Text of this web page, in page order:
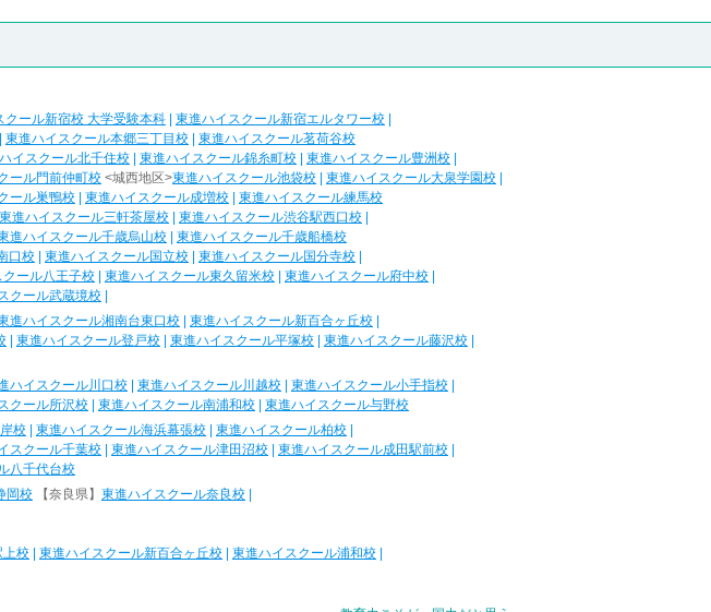
クール新宿校 大学受験本科 東進ハイスクール新宿エルタワー校
東進ハイスクール本郷三丁目校
東進ハイスクール茗荷谷校
イスクール北千住校 東進ハイスクール錦糸町校 東進ハイスクール豊洲校
ール門前仲町校 <城西地区>東進ハイスクール池袋校 東進ハイスクール大泉学園校
ール巣鴨校 東進ハイスクール成増校
東進ハイスクール練馬校
東進ハイスクール三軒茶屋校 東進ハイスクール渋谷駅西口校
進ハイスクール千歳烏山校
東進ハイスクール千歳船橋校
口校 東進ハイスクール国立校 東進ハイスクール国分寺校
ール八王子校 東進ハイスクール東久留米校 東進ハイスクール府中校
クール武蔵境校
進ハイスクール湘南台東口校 東進ハイスクール新百合ヶ丘校
東進ハイスクール登戸校 東進ハイスクール平塚校 東進ハイスクール藤沢校
ハイスクール川口校 東進ハイスクール川越校 東進ハイスクール小手指校
クール所沢校 東進ハイスクール南浦和校
東進ハイスクール与野校
校 東進ハイスクール海浜幕張校 東進ハイスクール柏校
スクール千葉校 東進ハイスクール津田沼校 東進ハイスクール成田駅前校
八千代台校
岡校 【奈良県】 東進ハイスクール奈良校
上校 東進ハイスクール新百合ヶ丘校 東進ハイスクール浦和校